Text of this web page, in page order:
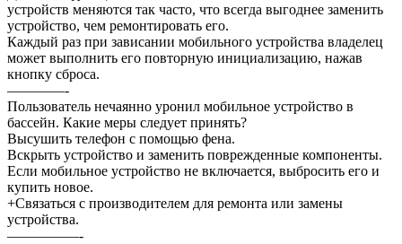
устройств меняются так часто, что всегда выгоднее заменить
устройство, чем ремонтировать его.
Каждый раз при зависании мобильного устройства владелец
может выполнить его повторную инициализацию, нажав
кнопку сброса.
————-
Пользователь нечаянно уронил мобильное устройство в
бассейн. Какие меры следует принять?
Высушить телефон с помощью фена.
Вскрыть устройство и заменить поврежденные компоненты.
Если мобильное устройство не включается, выбросить его и
купить новое.
+Связаться с производителем для ремонта или замены
устройства.
—————-